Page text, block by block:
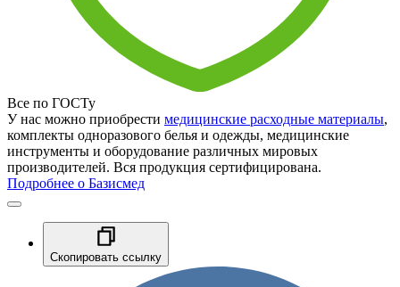
Все по ГОСТу
У нас можно приобрести медицинские расходные материалы,
комплекты одноразового белья и одежды, медицинские
инструменты и оборудование различных мировых
производителей. Вся продукция сертифицирована.
Подробнее о Базисмед
Скопировать ссылку